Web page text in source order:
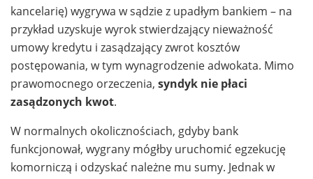
kancelarię) wygrywa w sądzie z upadłym bankiem – na
przykład uzyskuje wyrok stwierdzający nieważność
umowy kredytu i zasądzający zwrot kosztów
postępowania, w tym wynagrodzenie adwokata. Mimo
prawomocnego orzeczenia, syndyk nie płaci
zasądzonych kwot.
W normalnych okolicznościach, gdyby bank
funkcjonował, wygrany mógłby uruchomić egzekucję
komorniczą i odzyskać należne mu sumy. Jednak w